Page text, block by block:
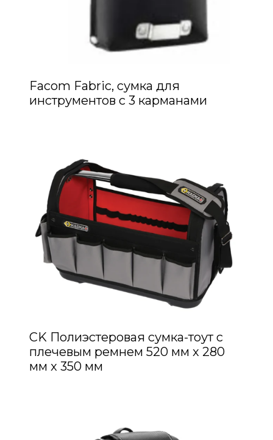
Facom Fabric, сумка для
инструментов с 3 карманами
CK Полиэстеровая сумка-тоут с
плечевым ремнем 520 мм x 280
мм x 350 мм